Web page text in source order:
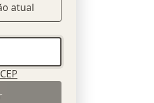
atual